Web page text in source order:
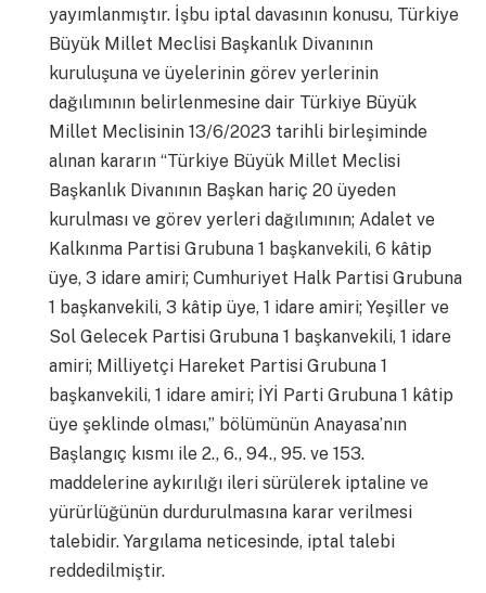
yayımlanmıştır. İşbu iptal davasının konusu, Türkiye
Büyük Millet Meclisi Başkanlık Divanının
kuruluşuna ve üyelerinin görev yerlerinin
dağılımının belirlenmesine dair Türkiye Büyük
Millet Meclisinin 13/6/2023 tarihli birleşiminde
alınan kararın “Türkiye Büyük Millet Meclisi
Başkanlık Divanının Başkan hariç 20 üyeden
kurulması ve görev yerleri dağılımının; Adalet ve
Kalkınma Partisi Grubuna 1 başkanvekili, 6 kâtip
üye, 3 idare amiri; Cumhuriyet Halk Partisi Grubuna
1 başkanvekili, 3 kâtip üye, 1 idare amiri; Yeşiller ve
Sol Gelecek Partisi Grubuna 1 başkanvekili, 1 idare
amiri; Milliyetçi Hareket Partisi Grubuna 1
başkanvekili, 1 idare amiri; İYİ Parti Grubuna 1 kâtip
üye şeklinde olması,” bölümünün Anayasa’nın
Başlangıç kısmı ile 2., 6., 94., 95. ve 153.
maddelerine aykırılığı ileri sürülerek iptaline ve
yürürlüğünün durdurulmasına karar verilmesi
talebidir. Yargılama neticesinde, iptal talebi
reddedilmiştir.